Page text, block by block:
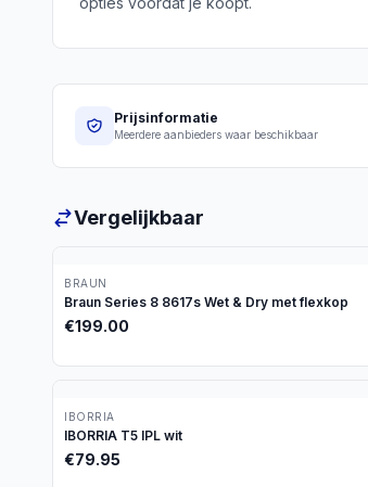
Prijsinformatie
Meerdere aanbieders waar beschikbaar
Vergelijkbaar
BRAUN
Braun Series 8 8617s Wet & Dry met flexkop
€199.00
IBORRIA
IBORRIA T5 IPL wit
€79.95